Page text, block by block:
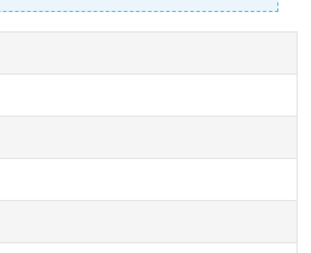
円/賞与2回】＊初任者研修以上
馬場駅』徒歩10分。
室）『フォレスト西早稲田』医
東京都港区）様の運営です。東
施設、通所リハビリテーショ
展開されています。
利用者様の笑顔をつくる！あな